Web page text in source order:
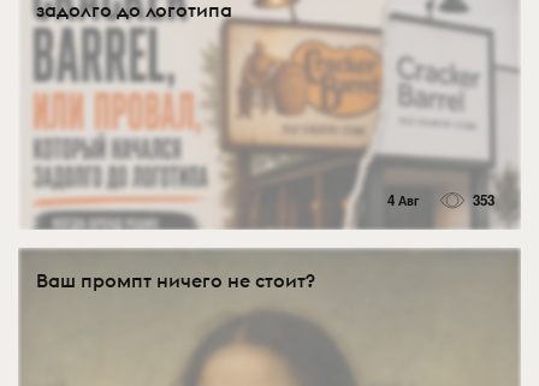
задолго до логотипа
4 Авг 353
Ваш промпт ничего не стоит?